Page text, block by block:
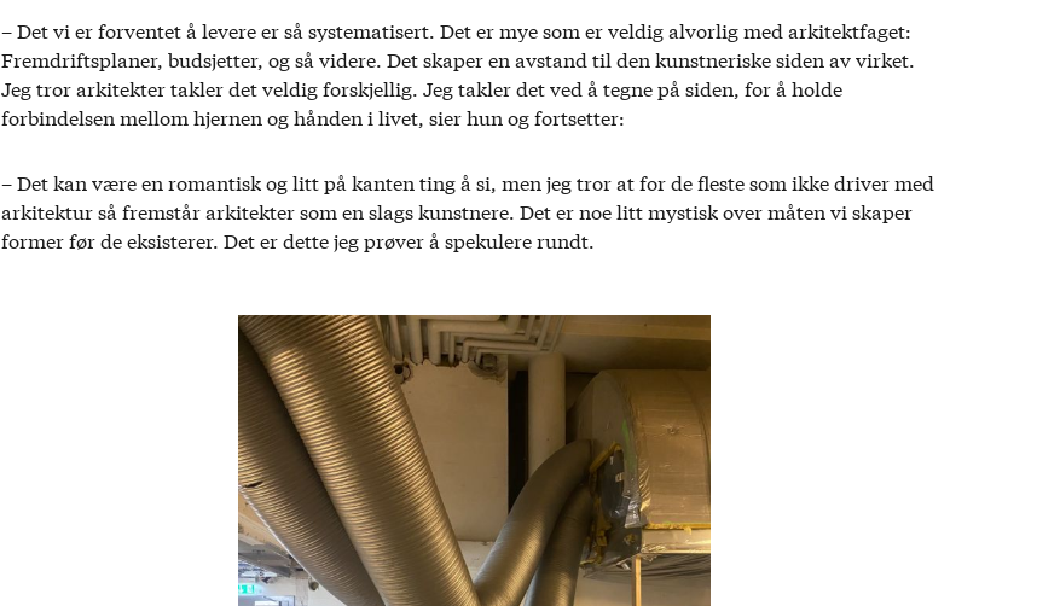
– Det vi er forventet å levere er så systematisert. Det er mye som er veldig alvorlig med arkitektfaget:
Fremdriftsplaner, budsjetter, og så videre. Det skaper en avstand til den kunstneriske siden av virket.
Jeg tror arkitekter takler det veldig forskjellig. Jeg takler det ved å tegne på siden, for å holde
forbindelsen mellom hjernen og hånden i livet, sier hun og fortsetter:
– Det kan være en romantisk og litt på kanten ting å si, men jeg tror at for de fleste som ikke driver med
arkitektur så fremstår arkitekter som en slags kunstnere. Det er noe litt mystisk over måten vi skaper
former før de eksisterer. Det er dette jeg prøver å spekulere rundt.